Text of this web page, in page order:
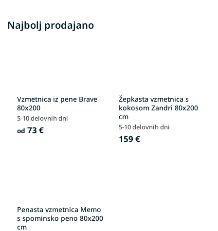
Najbolj prodajano
Vzmetnica iz pene Brave
80x200
5-10 delovnih dni
od 73 €
Žepkasta vzmetnica s
kokosom Zandri 80x200
cm
5-10 delovnih dni
159 €
Penasta vzmetnica Memo
s spominsko peno 80x200
cm